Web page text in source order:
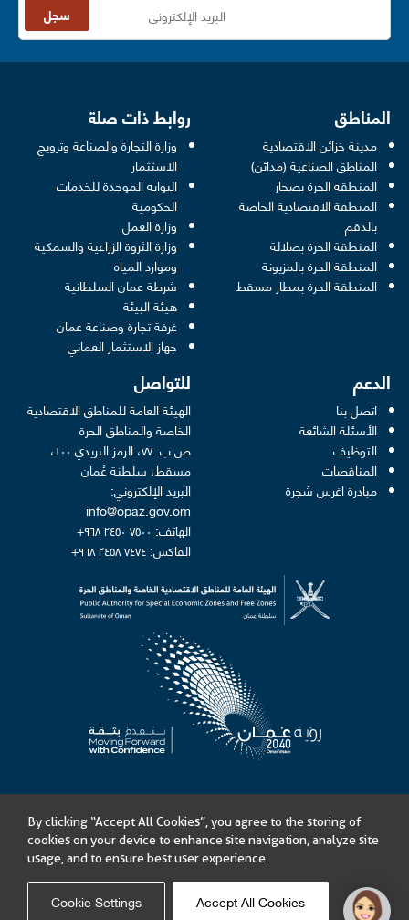
سجل
المناطق
مدينة خزائن الاقتصادية
المناطق الصناعية (مدائن)
المنطقة الحرة بصحار
المنطقة الاقتصادية الخاصة
بالدقم
المنطقة الحرة بصلالة
المنطقة الحرة بالمزيونة
المنطقة الحرة بمطار مسقط
روابط ذات صلة
وزارة التجارة والصناعة وترويج
الاستثمار in a new window
البوابة الموحدة للخدمات
الحكوميةin a new window
وزارة العملin a new window
وزارة الثروة الزراعية والسمكية
وموارد المياهin a new window
شرطة عمان السلطانيةwindow
هيئة البيئةin a new window
غرفة تجارة وصناعة عمانwindow
جهاز الاستثمار العمانيwindow
الدعم
اتصل بنا
الأسئلة الشائعة
التوظيف
المناقصات
مبادرة اغرس شجرة
للتواصل
الهيئة العامة للمناطق الاقتصادية
الخاصة والمناطق الحرة
ص.ب. ٧٧، الرمز البريدي ١٠٠،
مسقط، سلطنة عُمان
البريد الإلكتروني:
info@opaz.gov.om
الهاتف: ٧٥٠٠ ٢٤٥٠ ٩٦٨+
الفاكس: ٧٤٧٤ ٢٤٥٨ ٩٦٨+
الهيئة العامة للمناطق الاقتصادية الخاصة والمناطق الحرة
محتويات هذا الموقع مرخصة بموجب الرخصة الحكومية المفتوحة - سلطنة عُمان
المناقصات
إمكانية الوصول سياسة الخصوصية
شروط الإستخدام
حدود المسؤولية
خارطة الموقع
By clicking “Accept All Cookies”, you agree to the storing of
cookies on your device to enhance site navigation, analyze site
usage, and to ensure best user experience.
Cookie Settings
Accept All Cookies